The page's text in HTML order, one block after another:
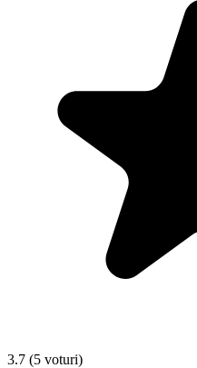
3.7 (5 voturi)